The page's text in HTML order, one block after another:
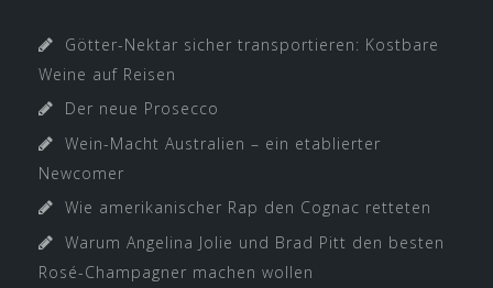
Götter-Nektar sicher transportieren: Kostbare
Weine auf Reisen
Der neue Prosecco
Wein-Macht Australien – ein etablierter
Newcomer
Wie amerikanischer Rap den Cognac retteten
Warum Angelina Jolie und Brad Pitt den besten
Rosé-Champagner machen wollen